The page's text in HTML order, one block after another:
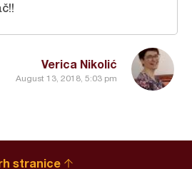
Verica Nikolić
August 13, 2018, 5:03 pm
stranice